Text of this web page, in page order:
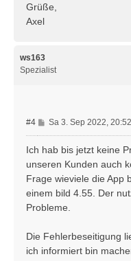
Grüße,
Axel
ws163
Spezialist
#4
B
e
i
a
g
Sa 3. Sep 2022, 20:52
Ich hab bis jetzt keine
unseren Kunden auch
Frage wieviele die App
einem bild 4.55. Der
Probleme.
Die Fehlerbeseitigung
ich informiert bin